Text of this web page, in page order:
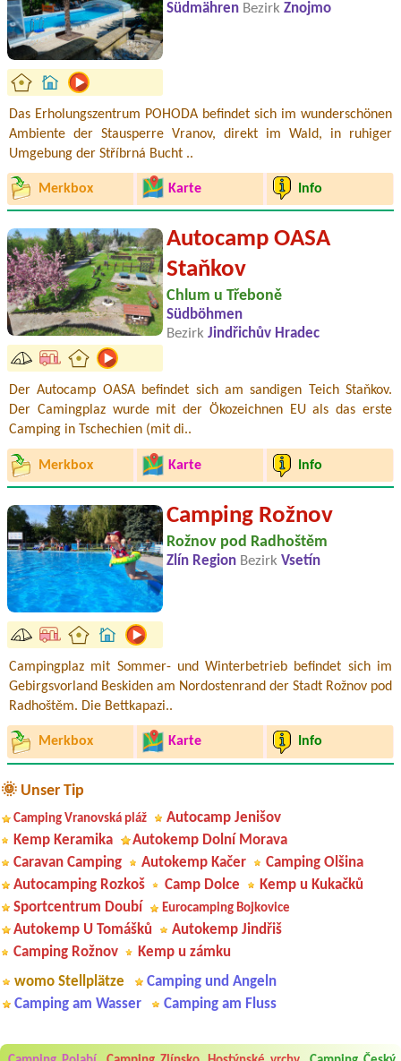
Südmähren Bezirk Znojmo
Das Erholungszentrum POHODA befindet sich im wunderschönen
Ambiente der Stausperre Vranov, direkt im Wald, in ruhiger
Umgebung der Stříbrná Bucht ..
Merkbox Karte Info
Autocamp OASA
Staňkov
Chlum u Třeboně
Südböhmen
Bezirk Jindřichův Hradec
Der Autocamp OASA befindet sich am sandigen Teich Staňkov.
Der Camingplaz wurde mit der Ökozeichnen EU als das erste
Camping in Tschechien (mit di..
Merkbox Karte Info
Camping Rožnov
Rožnov pod Radhoštěm
Zlín Region Bezirk Vsetín
Campingplaz mit Sommer- und Winterbetrieb befindet sich im
Gebirgsvorland Beskiden am Nordostenrand der Stadt Rožnov pod
Radhoštěm. Die Bettkapazi..
Merkbox Karte Info
🌞 Unser Tip
Camping Vranovská pláž
Autocamp Jenišov
Kemp Keramika
Autokemp Dolní Morava
Caravan Camping
Autokemp Kačer
Camping Olšina
Autocamping Rozkoš
Camp Dolce
Kemp u Kukačků
Sportcentrum Doubí
Eurocamping Bojkovice
Autokemp U Tomášků
Autokemp Jindřiš
Camping Rožnov
Kemp u zámku
womo Stellplätze
Camping und Angeln
Camping am Wasser
Camping am Fluss